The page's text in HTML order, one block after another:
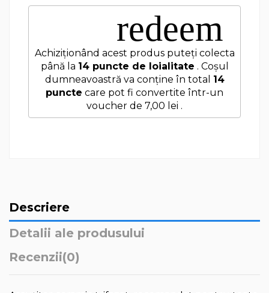
redeem
Achiziționând acest produs puteți colecta
până la 14puncte de loialitate . Coșul
dumneavoastră va conține în total 14
puncte care pot fi convertite într-un
voucher de 7,00 lei .
Descriere
Detalii ale produsului
Recenzii(0)